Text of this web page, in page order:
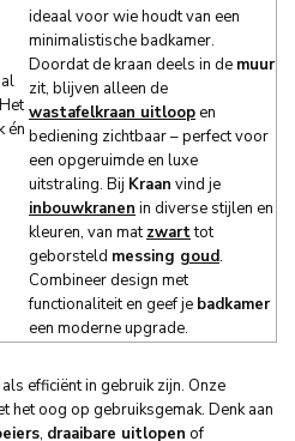
én
ideaal voor wie houdt van een
minimalistische badkamer.
Doordat de kraan deels in de muur
zit, blijven alleen de
wastafelkraan uitloopen
bediening zichtbaar – perfect voor
een opgeruimde en luxe
uitstraling. Bij Kraan vind je
inbouwkranen in diverse stijlen en
kleuren, van matzwarttot
geborsteld messing goud.
Combineer design met
functionaliteit en geef je badkamer
een moderne upgrade.
efficiënt in gebruik zijn. Onze
het oog op gebruiksgemak. Denk aan
, draaibare uitlopen of